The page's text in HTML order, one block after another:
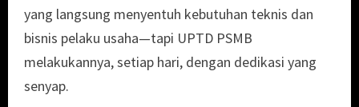
yang langsung menyentuh kebutuhan teknis dan
bisnis pelaku usaha—tapi UPTD PSMB
melakukannya, setiap hari, dengan dedikasi yang
senyap.